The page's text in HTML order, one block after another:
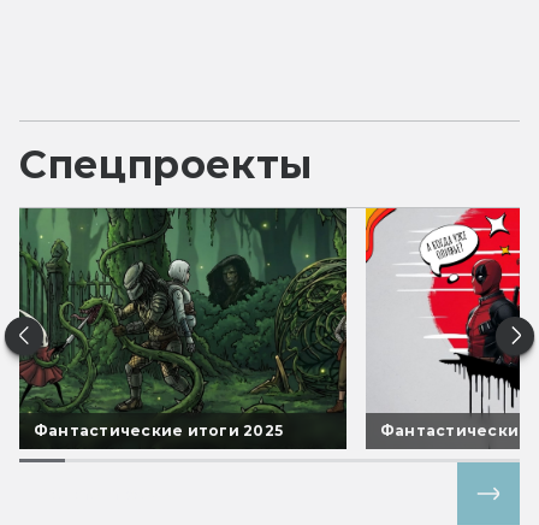
Спецпроекты
Фантастические итоги 2025 Фантастические